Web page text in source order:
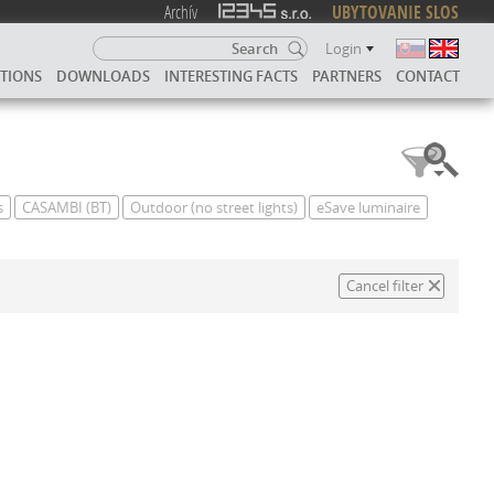
Archív UBYTOVANIE SLOS
Login
DOWNLOADS INTERESTING FACTS PARTNERS CONTACT
CASAMBI (BT) Outdoor (no street lights)
eSave luminaire
Cancel filter